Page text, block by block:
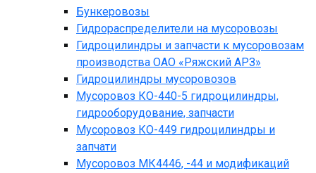
Бункеровозы
Гидрораспределители на мусоровозы
Гидроцилиндры и запчасти к мусоровозам
производства ОАО «Ряжский АРЗ»
Гидроцилиндры мусоровозов
Мусоровоз КО-440-5 гидроцилиндры,
гидрооборудование, запчасти
Мусоровоз КО-449 гидроцилиндры и
запчати
Мусоровоз МК4446, -44 и модификаций